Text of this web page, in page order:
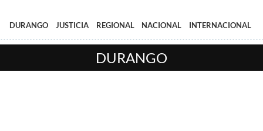
DURANGO JUSTICIA REGIONAL NACIONAL INTERNACIONAL
DURANGO